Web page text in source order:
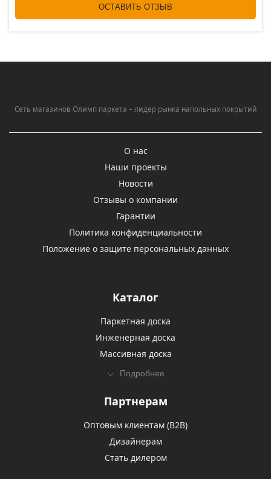
ОСТАВИТЬ ОТЗЫВ
Сеть магазинов Олимп паркета – лидер рынка напольных покрытий
О нас
Наши проекты
Новости
Отзывы о компании
Гарантии
Политика конфиденциальности
Положение о защите персональных данных
Каталог
Паркетная доска
Инженерная доска
Массивная доска
Подробнее
Партнерам
Оптовым клиентам (В2В)
Дизайнерам
Стать дилером